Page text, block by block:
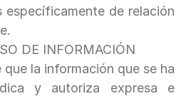
específicamente de relación
DE INFORMACIÓN
que la información que se ha
y autoriza expresa e